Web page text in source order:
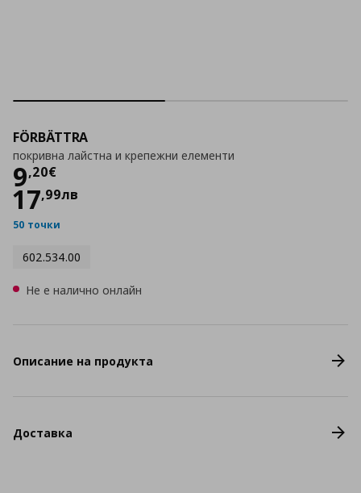
FÖRBÄTTRA
покривна лайстна и крепежни елементи
9,20€
Цена
17,99лв
50 точки
602.534.00
Не е налично онлайн
Описание на продукта
Доставка